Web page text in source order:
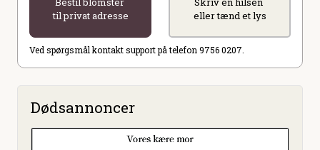
til privat adresse
eller tænd et lys
Ved spørgsmål kontakt support på telefon 9756 0207.
Dødsannoncer